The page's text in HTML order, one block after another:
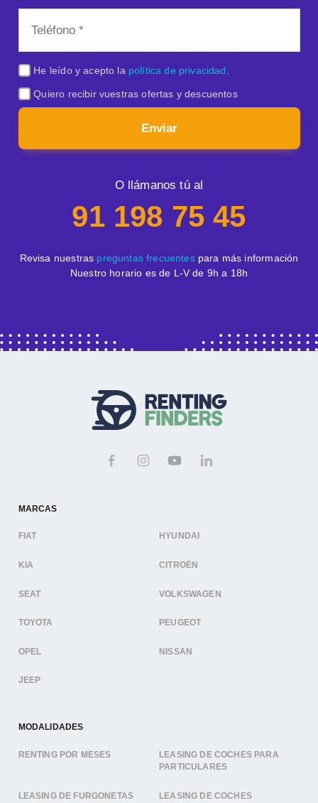
He leído y acepto la política de privacidad
Quiero recibir vuestras ofertas y descuentos
Enviar
O llámanos tú al
91 198 75 45
Revisa nuestras preguntas frecuentespara más información
Nuestro horario es de L-V de 9h a 18h
MARCAS
FIAT HYUNDAI
KIA CITROËN
SEAT VOLKSWAGEN
TOYOTA PEUGEOT
OPEL NISSAN
JEEP
MODALIDADES
RENTING POR MESES
LEASING DE COCHES PARA
PARTICULARES
LEASING DE FURGONETAS LEASING DE COCHES